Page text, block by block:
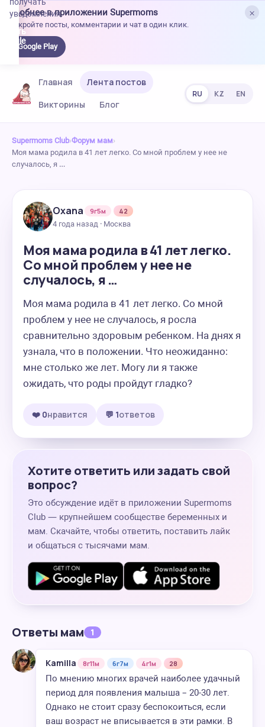
×
Удобнее в приложении Supermoms
Откройте посты, комментарии и чат в один клик.
Google Play
уведомления.
Главная
Лента постов
Викторины
Блог
RU KZ EN
Supermoms Club›Форум мам›
Моя мама родила в 41 лет легко. Со мной проблем у нее не
случалось, я …
Oxana 9г5м
42
4 года назад · Москва
Моя мама родила в 41 лет легко.
Со мной проблем у нее не
случалось, я …
Моя мама родила в 41 лет легко. Со мной
проблем у нее не случалось, я росла
сравнительно здоровым ребенком. На днях я
узнала, что в положении. Что неожиданно:
мне столько же лет. Могу ли я также
ожидать, что роды пройдут гладко?
❤️ 0нравится 💬 1ответов
Хотите ответить или задать свой
вопрос?
Это обсуждение идёт в приложении Supermoms
Club — крупнейшем сообществе беременных и
мам. Скачайте, чтобы ответить, поставить лайк
и общаться с тысячами мам.
Ответы мам 1
Kamilla 8г11м 6г7м 4г1м 28
По мнению многих врачей наиболее удачный
период для появления малыша – 20-30 лет.
Однако не стоит сразу беспокоиться, если
ваш возраст не вписывается в эти рамки. В